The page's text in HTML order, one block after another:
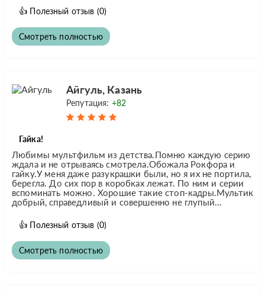
👍 Полезный отзыв (0)
Смотреть полностью
Айгуль, Казань
Репутация: +82
Гайка!
Любимы мультфильм из детства.Помню каждую серию
ждала и не отрываясь смотрела.Обожала Рокфора и
гайку.У меня даже разукрашки были, но я их не портила,
берегла. До сих пор в коробках лежат. По ним и серии
вспоминать можно. Хорошие такие стоп-кадры.Мультик
добрый, справедливый и совершенно не глупый...
👍 Полезный отзыв (0)
Смотреть полностью